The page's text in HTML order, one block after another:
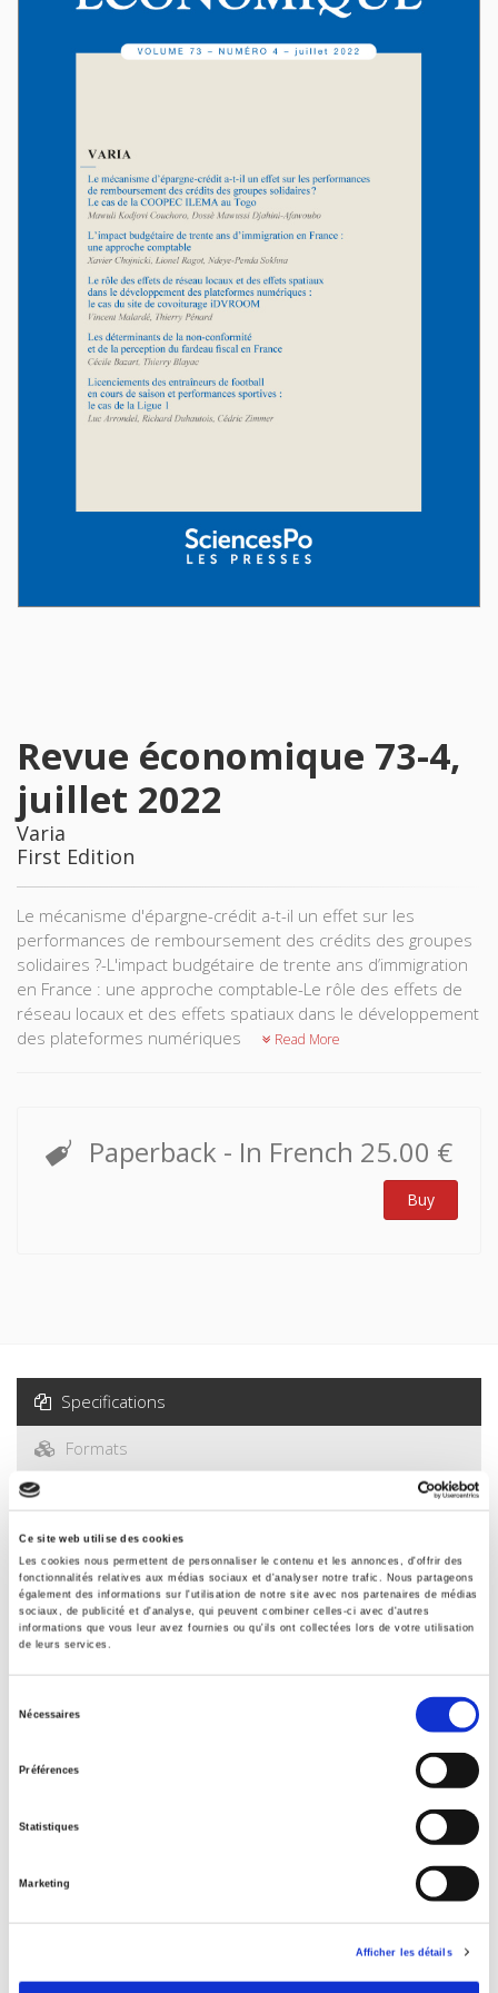
Ce site web utilise des cookies
Les cookies nous permettent de personnaliser le contenu et les annonces, d'offrir des
fonctionnalités relatives aux médias sociaux et d'analyser notre trafic. Nous partageons
également des informations sur l'utilisation de notre site avec nos partenaires de médias
sociaux, de publicité et d'analyse, qui peuvent combiner celles-ci avec d'autres
informations que vous leur avez fournies ou qu'ils ont collectées lors de votre utilisation
de leurs services.
Nécessaires
Préférences
Statistiques
Marketing
Afficher les détails
Revue économique 73-4,
juillet 2022
Varia
First Edition
Le mécanisme d'épargne-crédit a-t-il un effet sur les
performances de remboursement des crédits des groupes
solidaires ?-L'impact budgétaire de trente ans d’immigration
en France : une approche comptable-Le rôle des effets de
réseau locaux et des effets spatiaux dans le développement
des plateformes numériques
Read More
Paperback - In French 25.00 €
Buy
Specifications
Formats
Specifications
Publisher
>Political Economics>Economic Theory
>Political Economics>French Economy